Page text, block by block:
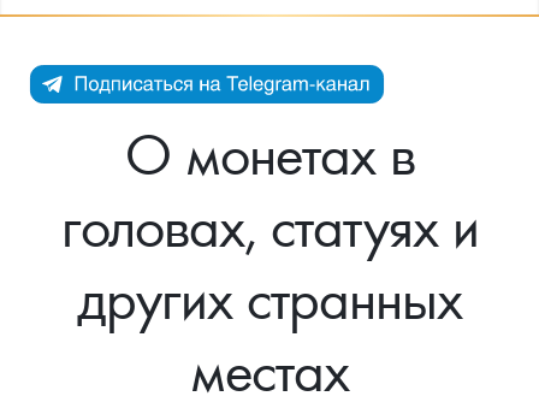
Каталог Монет
Инвестиционные монеты
Памятные монеты России и СССР
Монеты Царской России
Монеты стран мира после 1950г
Георгий Победоносец
Золотой червонец Сеятель
Инфо
Как сделать заказ
Гарантии
Информация
Распродажа монет и жетонов
Аналитика и события
Итоги 2025 года. Прогноз курсов золота, серебра, платины на
Котировки
О монетах в
головах, статуях и
других странных
местах